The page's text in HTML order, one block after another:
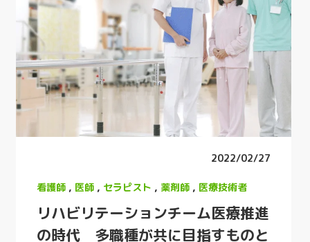
2022/02/27
看護師 , 医師 , セラピスト , 薬剤師 , 医療技術者
リハビリテーションチーム医療推進
の時代 多職種が共に目指すものと